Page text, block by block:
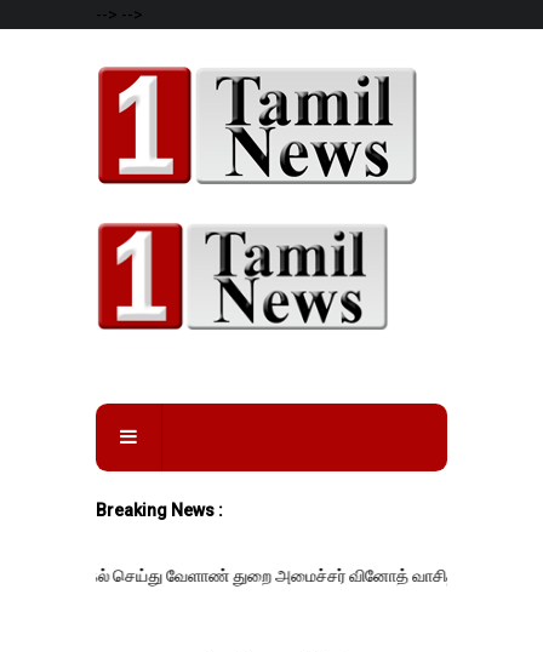
--> -->
Breaking News :
செய்து வேளாண் துறை அமைச்சர் வினோத் வாசித்து வருகிறார். �.